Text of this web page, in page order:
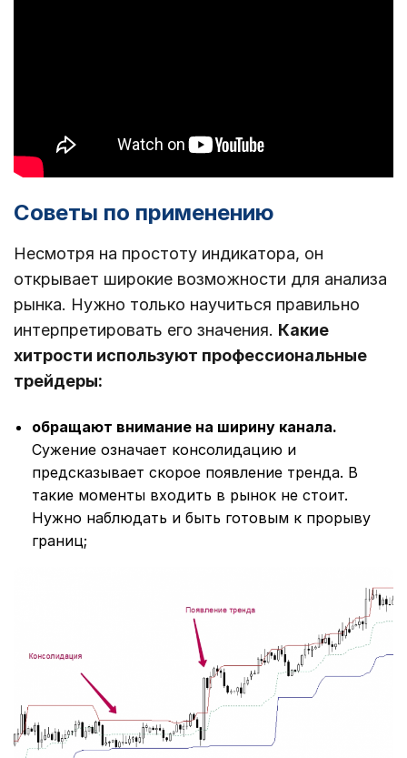
Советы по применению
Несмотря на простоту индикатора, он
открывает широкие возможности для анализа
рынка. Нужно только научиться правильно
интерпретировать его значения. Какие
хитрости используют профессиональные
трейдеры:
обращают внимание на ширину канала.
Сужение означает консолидацию и
предсказывает скорое появление тренда. В
такие моменты входить в рынок не стоит.
Нужно наблюдать и быть готовым к прорыву
границ;